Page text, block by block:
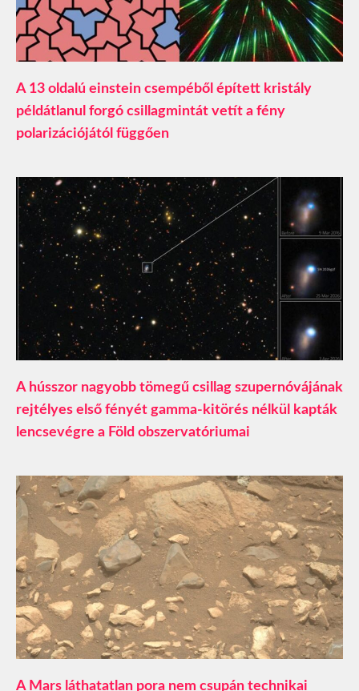
A 13 oldalú einstein csempéből épített kristály
példátlanul forgó csillagmintát vetít a fény
polarizációjától függően
A hússzor nagyobb tömegű csillag szupernóvájának
rejtélyes első fényét gamma-kitörés nélkül kapták
lencsevégre a Föld obszervatóriumai
A Mars láthatatlan pora nem csupán technikai